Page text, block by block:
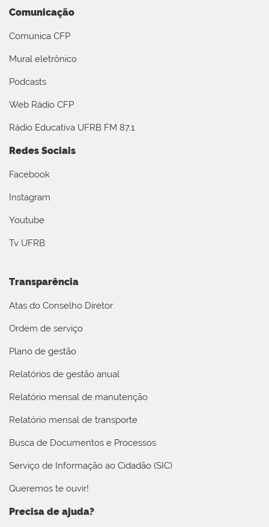
Comunicação
Comunica CFP
Mural eletrônico
Podcasts
Web Rádio CFP
Rádio Educativa UFRB FM 87.1
Redes Sociais
Facebook
Instagram
Youtube
Tv UFRB
Transparência
Atas do Conselho Diretor
Ordem de serviço
Plano de gestão
Relatórios de gestão anual
Relatório mensal de manutenção
Relatório mensal de transporte
Busca de Documentos e Processos
Serviço de Informação ao Cidadão (SIC)
Queremos te ouvir!
Precisa de ajuda?